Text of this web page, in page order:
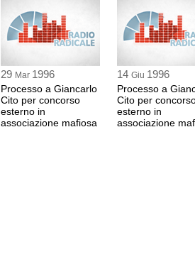
29 Mar 1996
Processo a Giancarlo
Cito per concorso
esterno in
associazione mafiosa
14 Giu 1996
Processo a
Cito per
esterno in
associazione